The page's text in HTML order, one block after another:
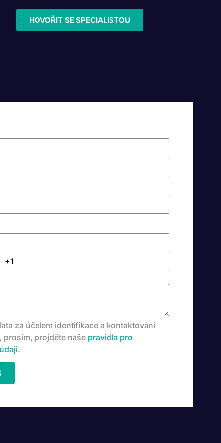
HOVOŘIT SE SPECIALISTOU
za účelem identifikace a kontaktování
prosím, projděte naše pravidla pro
.